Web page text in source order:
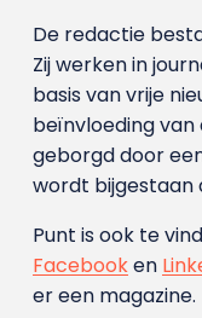
De redactie
Zij werken in
basis van vrije
beïnvloeding van
geborgd door
wordt bijgestaan
Punt is ook te
Facebooken
er een magazine.